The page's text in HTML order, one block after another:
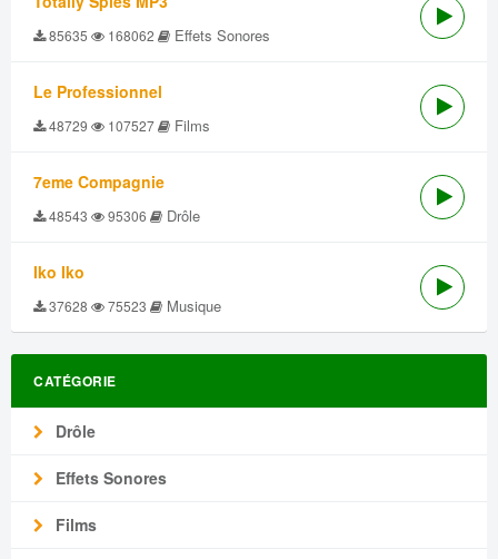
85635 168062 Effets Sonores
Le Professionnel
48729 107527 Films
7eme Compagnie
48543 95306 Drôle
Iko Iko
37628 75523 Musique
CATÉGORIE
Drôle
Effets Sonores
Films